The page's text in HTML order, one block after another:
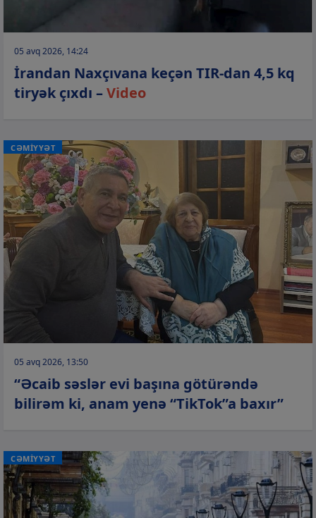
05 avq 2026, 14:24
İrandan Naxçıvana keçən TIR-dan 4,5 kq
tiryək çıxdı –Video
CƏMİYYƏT
05 avq 2026, 13:50
“Əcaib səslər evi başına götürəndə
bilirəm ki, anam yenə “TikTok”a baxır”
CƏMİYYƏT